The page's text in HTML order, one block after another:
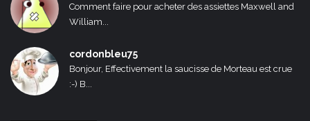
Comment faire pour acheter des assiettes Maxwell and
William...
cordonbleu75
Bonjour, Effectivement la saucisse de Morteau est crue
:-) B...